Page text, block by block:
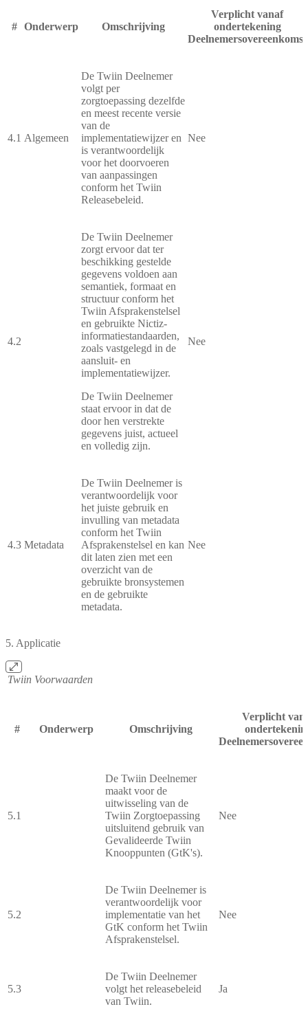
# Onderwerp Omschrijving
Verplicht vanaf
ondertekening
Deelnemersovereenkomst
4.1 Algemeen
De Twiin Deelnemer
volgt per
zorgtoepassing dezelfde
en meest recente versie
van de
implementatiewijzer en
is verantwoordelijk
voor het doorvoeren
van aanpassingen
conform het Twiin
Releasebeleid.
Nee
4.2
De Twiin Deelnemer
zorgt ervoor dat ter
beschikking gestelde
gegevens voldoen aan
semantiek, formaat en
structuur conform het
Twiin Afsprakenstelsel
en gebruikte Nictiz-
informatiestandaarden,
zoals vastgelegd in de
aansluit- en
implementatiewijzer.
De Twiin Deelnemer
staat ervoor in dat de
door hen verstrekte
gegevens juist, actueel
en volledig zijn.
Nee
4.3 Metadata
De Twiin Deelnemer is
verantwoordelijk voor
het juiste gebruik en
invulling van metadata
conform het Twiin
Afsprakenstelsel en kan
dit laten zien met een
overzicht van de
gebruikte bronsystemen
en de gebruikte
metadata.
Nee
5. Applicatie
Twiin Voorwaarden
# Onderwerp Omschrijving
Verplicht
5.1
De Twiin Deelnemer
maakt voor de
uitwisseling van de
Twiin Zorgtoepassing
uitsluitend gebruik van
Gevalideerde Twiin
Knooppunten (GtK's).
Nee
5.2
De Twiin Deelnemer is
verantwoordelijk voor
implementatie van het
GtK conform het Twiin
Afsprakenstelsel.
Nee
5.3
De Twiin Deelnemer
volgt het releasebeleid
van Twiin.
Ja